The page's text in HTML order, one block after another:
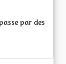
par des